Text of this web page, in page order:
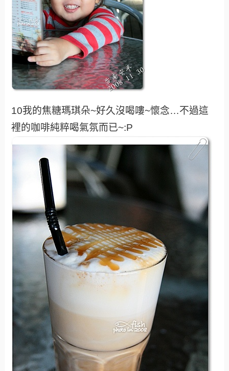
10我的焦糖瑪琪朵~好久沒喝嘍~懷念…不過這
裡的咖啡純粹喝氣氛而已~:P